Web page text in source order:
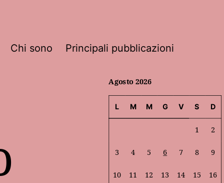
Chi sono Principali pubblicazioni
Agosto 2026
L M M G V S D
1 2
3 4 5 6 7 8 9
10 11 12 13 14 15 16